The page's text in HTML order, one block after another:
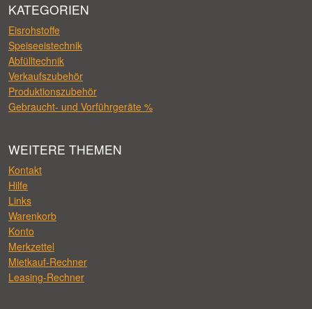
KATEGORIEN
Eisrohstoffe
Speiseeistechnik
Abfülltechnik
Verkaufszubehör
Produktionszubehör
Gebraucht- und Vorführgeräte %
WEITERE THEMEN
Kontakt
Hilfe
Links
Warenkorb
Konto
Merkzettel
Mietkauf-Rechner
Leasing-Rechner